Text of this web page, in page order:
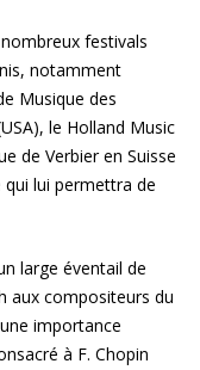
festivals
notamment
Musique des
le Holland Music
de Verbier en Suisse
qui lui permettra de
large éventail de
aux compositeurs du
importance
à F. Chopin